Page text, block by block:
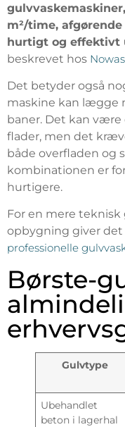
m²/time,
hurtigt og effektivt
beskrevet hos
Det betyder også
maskine kan lægge
baner. Det kan være
flader, men det
både overfladen og
kombinationen er
hurtigere.
For en mere
opbygning giver det
professionelle
Børste-
Gulvtype
Ubehandlet
beton i lagerhal